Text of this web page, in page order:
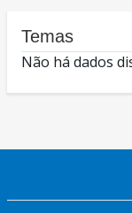
Temas
Não há dados